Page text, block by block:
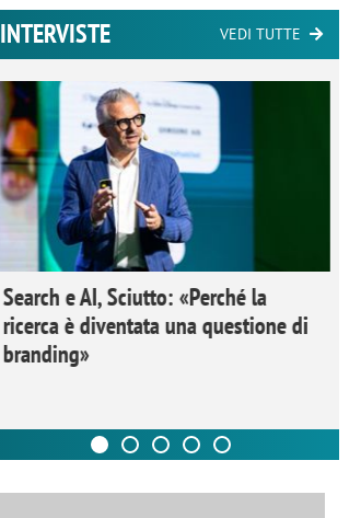
INTERVISTE VEDI TUTTE
Search e AI, Sciutto: «Perché la
ricerca è diventata una questione di
branding»